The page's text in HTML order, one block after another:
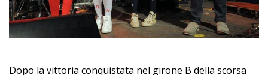
Dopo la vittoria conquistata nel girone B della scorsa